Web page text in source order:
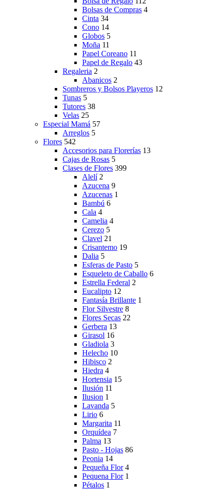
Bolsas de Compras 4
Cinta 34
Cono 14
Globos 5
Moña 11
Papel Coreano 11
Papel de Regalo 43
Regaleria 2
Abanicos 2
Sombreros y Bolsos Playeros 12
Tunas 5
Tutores 38
Velas 25
Especial Mamá 57
Arreglos 5
Flores 542
Accesorios para Florerías 13
Cajas de Rosas 5
Clases de Flores 399
Alelí 2
Azucena 9
Azucenas 1
Bambú 6
Cala 4
Camelia 4
Cerezo 5
Clavel 21
Crisantemo 19
Dalia 5
Esferas de Pasto 5
Esqueleto de Caballo 6
Estrella Federal 2
Eucalipto 12
Fantasía Brillante 1
Flor Silvestre 8
Flores Secas 22
Gerbera 13
Girasol 16
Gladiola 3
Helecho 10
Hibisco 2
Hiedra 4
Hortensia 15
Ilusión 11
Ilusion 1
Lavanda 5
Lirio 6
Margarita 11
Orquídea 7
Palma 13
Pasto - Hojas 86
Peonia 14
Pequeña Flor 4
Pequena Flor 1
Pétalos 1